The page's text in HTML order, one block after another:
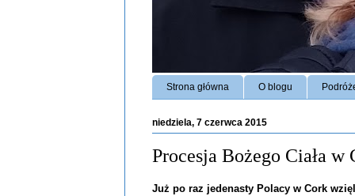
Strona główna O blogu
niedziela, 7 czerwca 2015
Procesja Bożego Ciała w
Już po raz jedenasty Polacy w Cork